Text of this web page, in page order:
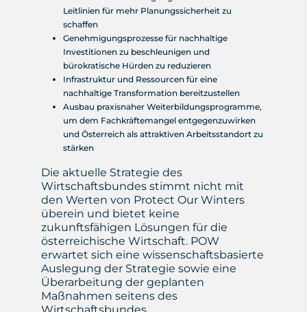
Leitlinien für mehr Planungssicherheit zu
schaffen
Genehmigungsprozesse für nachhaltige
Investitionen zu beschleunigen und
bürokratische Hürden zu reduzieren
Infrastruktur und Ressourcen für eine
nachhaltige Transformation bereitzustellen
Ausbau praxisnaher Weiterbildungsprogramme,
um dem Fachkräftemangel entgegenzuwirken
und Österreich als attraktiven Arbeitsstandort zu
stärken
Die aktuelle Strategie des
Wirtschaftsbundes stimmt nicht mit
den Werten von Protect Our Winters
überein und bietet keine
zukunftsfähigen Lösungen für die
österreichische Wirtschaft. POW
erwartet sich eine wissenschaftsbasierte
Auslegung der Strategie sowie eine
Überarbeitung der geplanten
Maßnahmen seitens des